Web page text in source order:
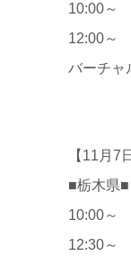
10:00～
12:00～
バーチャ
【11月7
■栃木県■
10:00～
12:30～